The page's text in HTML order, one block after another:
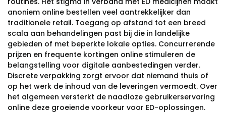
anoniem online bestellen veel aantrekkelijker dan
traditionele retail. Toegang op afstand tot een breed
scala aan behandelingen past bij die in landelijke
gebieden of met beperkte lokale opties. Concurrerende
prijzen en frequente kortingen online stimuleren de
belangstelling voor digitale aanbestedingen verder.
Discrete verpakking zorgt ervoor dat niemand thuis of
op het werk de inhoud van de leveringen vermoedt. Over
het algemeen versterkt de naadloze gebruikerservaring
online deze groeiende voorkeur voor ED-oplossingen.